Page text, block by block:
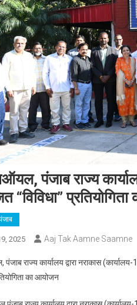
पंजाब राज्य
“विविधा”
2025 Aaj Tak Aamne Saamne
राज्य कार्यालय द्वारा नराकास
का आयोजन